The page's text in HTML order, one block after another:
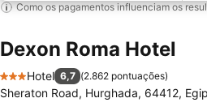
Como os pagamentos influenciam os
Dexon Roma Hotel
3 Estrelas
Hotel 6,7 (2.862 pontuações)
Sheraton Road, Hurghada, 64412,